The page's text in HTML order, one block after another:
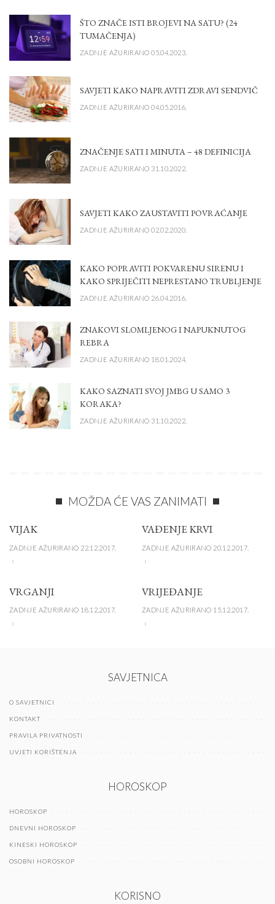
ŠTO ZNAČE ISTI BROJEVI NA SATU? (24
TUMAČENJA)
ZADNJE AŽURIRANO 05.04.2023.
SAVJETI KAKO NAPRAVITI ZDRAVI SENDVIČ
ZADNJE AŽURIRANO 04.05.2016.
ZNAČENJE SATI I MINUTA – 48 DEFINICIJA
ZADNJE AŽURIRANO 31.10.2022.
SAVJETI KAKO ZAUSTAVITI POVRAĆANJE
ZADNJE AŽURIRANO 02.02.2020.
KAKO POPRAVITI POKVARENU SIRENU I
KAKO SPRIJEČITI NEPRESTANO TRUBLJENJE
ZADNJE AŽURIRANO 26.04.2016.
ZNAKOVI SLOMLJENOG I NAPUKNUTOG
REBRA
ZADNJE AŽURIRANO 18.01.2024.
KAKO SAZNATI SVOJ JMBG U SAMO 3
KORAKA?
ZADNJE AŽURIRANO 31.10.2022.
MOŽDA ĆE VAS ZANIMATI
VIJAK
ZADNJE AŽURIRANO 22.12.2017.
VAĐENJE KRVI
ZADNJE AŽURIRANO 20.12.2017.
VRGANJI
ZADNJE AŽURIRANO 18.12.2017.
VRIJEĐANJE
ZADNJE AŽURIRANO 15.12.2017.
SAVJETNICA
O SAVJETNICI
KONTAKT
PRAVILA PRIVATNOSTI
UVJETI KORIŠTENJA
HOROSKOP
HOROSKOP
DNEVNI HOROSKOP
KINESKI HOROSKOP
OSOBNI HOROSKOP
KORISNO